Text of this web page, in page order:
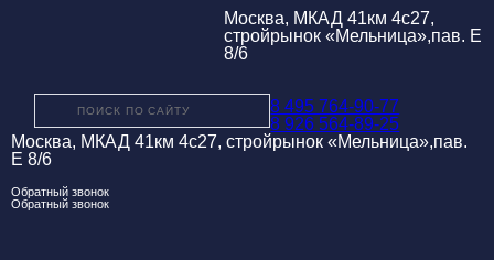
Москва, МКАД 41км 4с27,
стройрынок «Мельница»,пав. Е
8/6
8 495 764-90-77
8 926 564-89-25
Москва, МКАД 41км 4с27, стройрынок «Мельница»,пав.
Е 8/6
Обратный звонок
Обратный звонок